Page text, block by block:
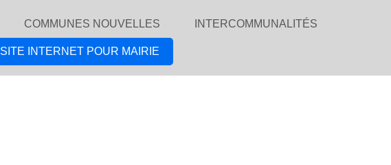
COMMUNES NOUVELLES INTERCOMMUNALITÉS
SITE INTERNET POUR MAIRIE